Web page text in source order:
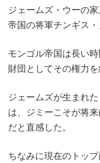
ジェームズ・ウーの
帝国の将軍チンギス・
モンゴル帝国は長い
財団としてその権力を
ジェームズが生まれ
は、ジミーこそが将
だと直感した。
ちなみに現在のトッ